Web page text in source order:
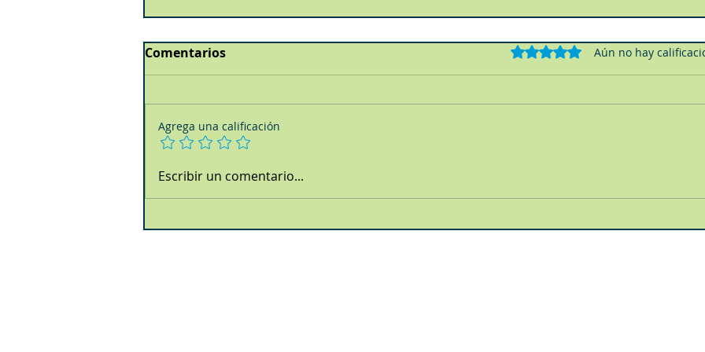
Comentarios Obtuvo 0 de 5 estrellas.
Aún no hay
Agrega una calificación
Escribir un comentario...